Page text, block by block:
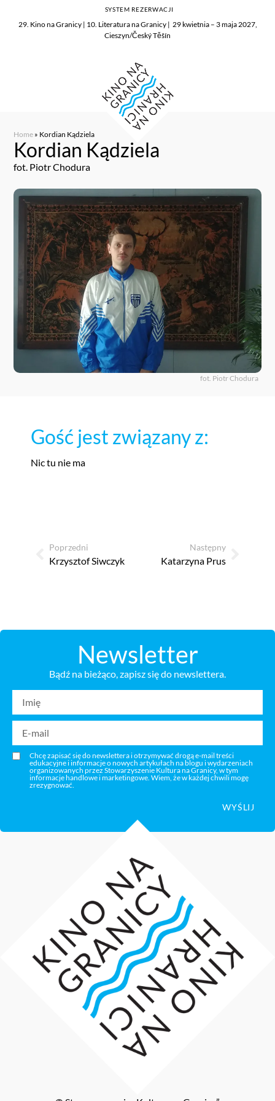
29. Kino na Granicy | 10. Literatura na Granicy | 29 kwietnia – 3 maja 2027,
Cieszyn/Český Těšín
SYSTEM REZERWACJI
fot. Piotr Chodura
Home » Kordian Kądziela
Kordian Kądziela
fot. Piotr Chodura
Gość jest związany z:
Nic tu nie ma
Poprzedni
Krzysztof Siwczyk
Następny
Katarzyna Prus
Newsletter
Bądź na bieżąco, zapisz się do newslettera.
Chcę zapisać się do newslettera i otrzymywać drogą e-mail treści
edukacyjne i informacje o nowych artykułach na blogu i wydarzeniach
organizowanych przez Stowarzyszenie Kultura na Granicy, w tym
informacje handlowe i marketingowe. Wiem, że w każdej chwili mogę
zrezygnować.
WYŚLIJ